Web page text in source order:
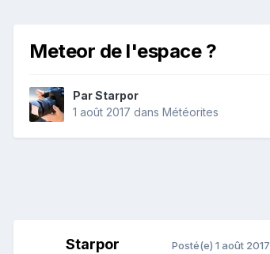
Meteor de l'espace ?
ParStarpor
1 août 2017 dans Météorites
Starpor Posté(e) 1 août 2017